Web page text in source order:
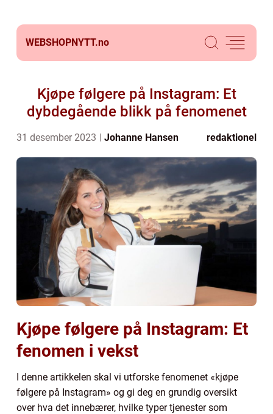
WEBSHOPNYTT.no
Kjøpe følgere på Instagram: Et
dybdegående blikk på fenomenet
31 desember 2023 Johanne Hansen redaktionel
Kjøpe følgere på Instagram: Et
fenomen i vekst
I denne artikkelen skal vi utforske fenomenet «kjøpe
følgere på Instagram» og gi deg en grundig oversikt
over hva det innebærer, hvilke typer tjenester som